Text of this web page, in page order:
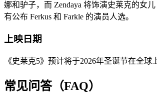
娜和驴子，而 Zendaya 将饰演史莱克的女
有公布 Ferkus 和 Farkle 的演员人选。
上映日期
《史莱克5》预计将于2026年圣诞节在全球
常见问答（FAQ）